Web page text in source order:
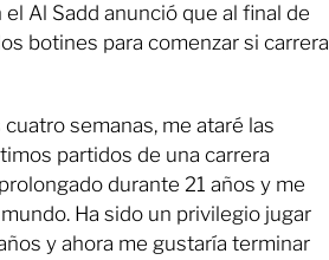
Al Sadd anunció que al final de
botines para comenzar si carrera
semanas, me ataré las
partidos de una carrera
durante 21 años y me
Ha sido un privilegio jugar
y ahora me gustaría terminar